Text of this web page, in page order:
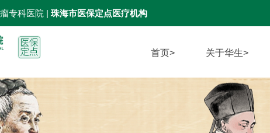
专科医院 | 珠海市医保定点医疗机构
首页> 关于华生>